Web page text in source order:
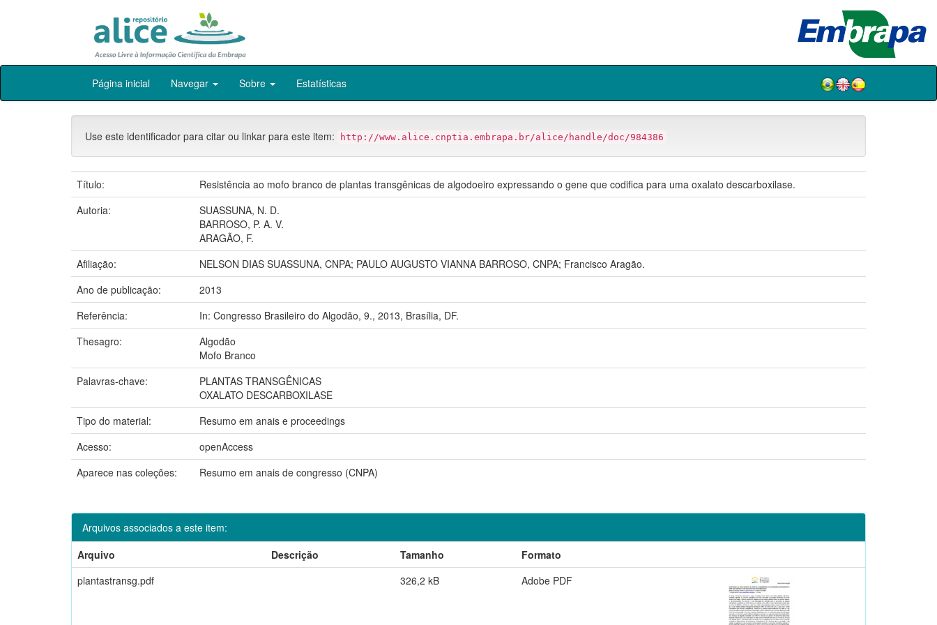
Skip
Página inicial Navegar Sobre Estatísticas
Use este identificador para citar ou linkar para este item: http://www.alice.cnptia.embrapa.br/alice/handle/doc/984386
Título:
Resistência ao mofo branco de plantas transgênicas de algodoeiro expressando o gene que codifica para uma oxalato descarboxilase.
Autoria:
SUASSUNA, N. D.
BARROSO, P. A. V.
ARAGÃO, F.
Afiliação:
NELSON DIAS SUASSUNA, CNPA; PAULO AUGUSTO VIANNA BARROSO, CNPA; Francisco Aragão.
Ano de publicação:
2013
Referência:
In: Congresso Brasileiro do Algodão, 9., 2013, Brasília, DF.
Thesagro:
Algodão
Mofo Branco
Palavras-chave:
PLANTAS TRANSGÊNICAS
OXALATO DESCARBOXILASE
Tipo do material:
Resumo em anais e proceedings
Acesso:
openAccess
Aparece nas coleções:
Resumo em anais de congresso (CNPA)
Arquivos associados a este item:
Arquivo
Descrição Tamanho
Formato
plantastransg.pdf
326,2 kB Adobe PDF